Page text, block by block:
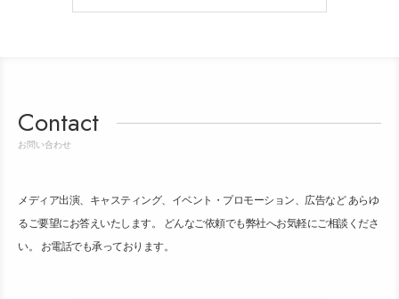
Contact
お問い合わせ
メディア出演、キャスティング、イベント・プロモーション、広告など あらゆ
るご要望にお答えいたします。 どんなご依頼でも弊社へお気軽にご相談くださ
い。 お電話でも承っております。